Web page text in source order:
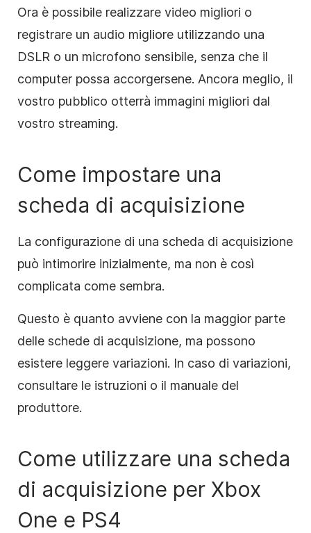
Ora è possibile realizzare video migliori o
registrare un audio migliore utilizzando una
DSLR o un microfono sensibile, senza che il
computer possa accorgersene. Ancora meglio, il
vostro pubblico otterrà immagini migliori dal
vostro streaming.
Come impostare una
scheda di acquisizione
La configurazione di una scheda di acquisizione
può intimorire inizialmente, ma non è così
complicata come sembra.
Questo è quanto avviene con la maggior parte
delle schede di acquisizione, ma possono
esistere leggere variazioni. In caso di variazioni,
consultare le istruzioni o il manuale del
produttore.
Come utilizzare una scheda
di acquisizione per Xbox
One e PS4